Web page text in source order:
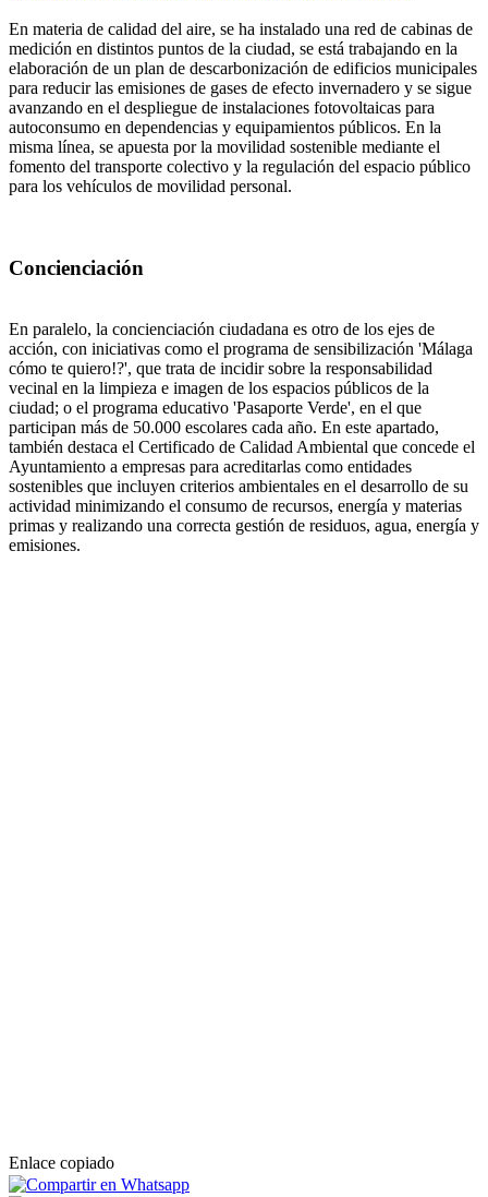
En materia de calidad del aire, se ha instalado una red de cabinas de
medición en distintos puntos de la ciudad, se está trabajando en la
elaboración de un plan de descarbonización de edificios municipales
para reducir las emisiones de gases de efecto invernadero y se sigue
avanzando en el despliegue de instalaciones fotovoltaicas para
autoconsumo en dependencias y equipamientos públicos. En la
misma línea, se apuesta por la movilidad sostenible mediante el
fomento del transporte colectivo y la regulación del espacio público
para los vehículos de movilidad personal.
Concienciación
En paralelo, la concienciación ciudadana es otro de los ejes de
acción, con iniciativas como el programa de sensibilización 'Málaga
cómo te quiero!?', que trata de incidir sobre la responsabilidad
vecinal en la limpieza e imagen de los espacios públicos de la
ciudad; o el programa educativo 'Pasaporte Verde', en el que
participan más de 50.000 escolares cada año. En este apartado,
también destaca el Certificado de Calidad Ambiental que concede el
Ayuntamiento a empresas para acreditarlas como entidades
sostenibles que incluyen criterios ambientales en el desarrollo de su
actividad minimizando el consumo de recursos, energía y materias
primas y realizando una correcta gestión de residuos, agua, energía y
emisiones.
Enlace copiado